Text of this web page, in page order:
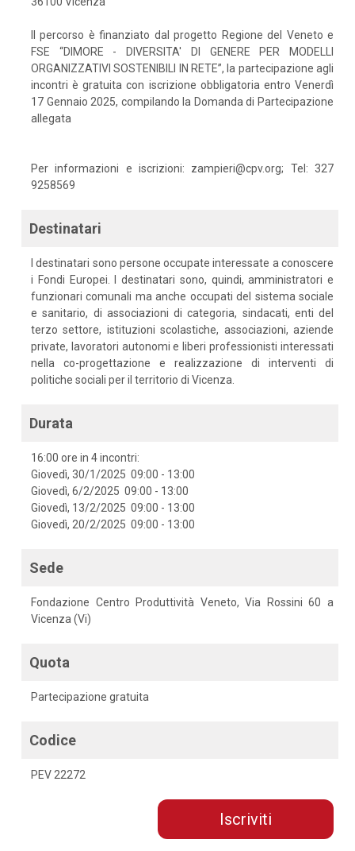
Il percorso è finanziato dal progetto Regione del Veneto e
FSE “DIMORE - DIVERSITA' DI GENERE PER MODELLI
ORGANIZZATIVI SOSTENIBILI IN RETE”, la partecipazione agli
incontri è gratuita con iscrizione obbligatoria entro Venerdì
17 Gennaio 2025, compilando la Domanda di Partecipazione
allegata
Per informazioni e iscrizioni: zampieri@cpv.org; Tel: 327
9258569
Destinatari
I destinatari sono persone occupate interessate a conoscere
i Fondi Europei. I destinatari sono, quindi, amministratori e
funzionari comunali ma anche occupati del sistema sociale
e sanitario, di associazioni di categoria, sindacati, enti del
terzo settore, istituzioni scolastiche, associazioni, aziende
private, lavoratori autonomi e liberi professionisti interessati
nella co-progettazione e realizzazione di interventi di
politiche sociali per il territorio di Vicenza.
Durata
16:00 ore in 4 incontri:
Giovedì, 30/1/2025 09:00 - 13:00
Giovedì, 6/2/2025 09:00 - 13:00
Giovedì, 13/2/2025 09:00 - 13:00
Giovedì, 20/2/2025 09:00 - 13:00
Sede
Fondazione Centro Produttività Veneto, Via Rossini 60 a
Vicenza (Vi)
Quota
Partecipazione gratuita
Codice
PEV 22272
Iscriviti